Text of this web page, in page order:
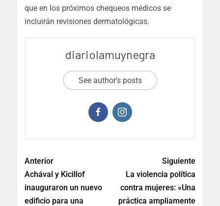
que en los próximos chequeos médicos se
incluirán revisiones dermatológicas.
diariolamuynegra
See author's posts
Anterior
Achával y Kicillof
inauguraron un nuevo
edificio para una
Siguiente
La violencia política
contra mujeres: «Una
práctica ampliamente